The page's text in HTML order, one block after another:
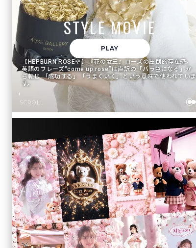
STYLE MOVIE
PLAY
【HEPBURN ROSE🌹】『花の女王』ローズの圧倒的存在感。
英語のフレーズ“come up rose”は直訳の「バラ色になる」か
ら転じ 「成功する」「うまくいく」という意味で使われていま
す。
SCROLL